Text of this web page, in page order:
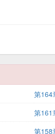
第164
第161
第158